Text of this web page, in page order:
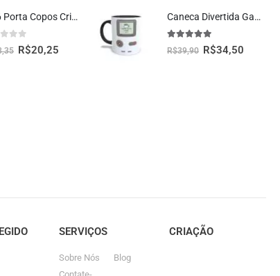
Kit 6 Porta Copos Criativos – Pizzas
de 5
R$20,25
Caneca Divertida Gamer Retrô Presente Criativo Geek
5.00 fora de 5
R$39,90 R$34,50
SERVIÇOS
Sobre Nós
Blog
CRIAÇÃO